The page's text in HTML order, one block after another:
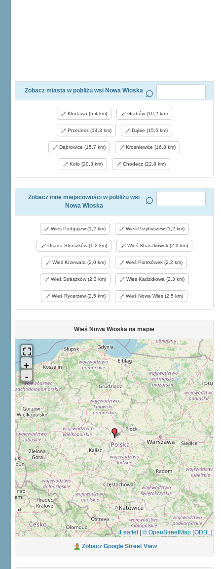
Zobacz miasta w pobliżu wsi Nowa Wioska
Kłodawa (5,4 km) Grabów (10,2 km)
Przedecz (14,3 km) Dąbie (15,5 km)
Dąbrowice (15,7 km) Krośniewice (16,8 km)
Koło (20,3 km) Chodecz (22,8 km)
Zobacz inne miejscowości w pobliżu wsi
Nowa Wioska
Wieś Podgajew (1,2 km) Wieś Przybyszew (1,2 km)
Osada Straszków (1,2 km) Wieś Straszkówek (2,0 km)
Wieś Krzewata (2,0 km) Wieś Piotrkówek (2,2 km)
Wieś Straszków (2,3 km) Wieś Kadzidłowa (2,3 km)
Wieś Rycerzew (2,5 km) Wieś Nowa Wieś (2,5 km)
Wieś Nowa Wioska na mapie
Leaflet | © OpenStreetMap (ODBL)
Zobacz Google Street View